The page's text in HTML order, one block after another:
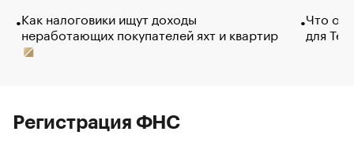
Как налоговики ищут доходы
неработающих покупателей яхт и квартир
Что
для
Регистрация ФНС